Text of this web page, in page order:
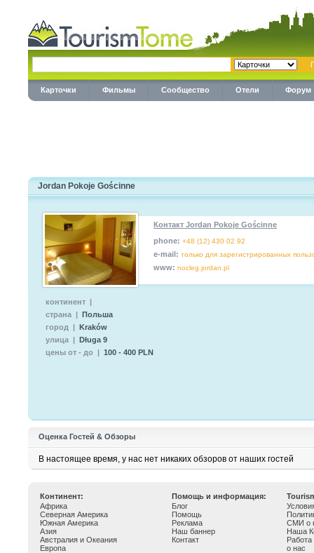
Карточки Фильмы Сообщество Отели Форум
Jordan Pokoje Gościnne
Контакт Jordan Pokoje Gościnne
phone: +48 (12) 430 02 92
e-mail: только для зарегистрированных
www: nocleg.jordan.pl
континент |
страна | Польша
город | Kraków
улица | Długa 9
цены от - до | 100 - 400 PLN
Оценка Гостей & Обзоры
В настоящее время, у нас нет никаких обзоров от наших гостей
Континент: Помощь и информация:
Африка
Северная Америка
Южная Америка
Азия
Австралия и Океания
Европа
Блог
Помощь
Реклама
Наш баннер
Контакт
СМИ о
Наша
Работа
о нас